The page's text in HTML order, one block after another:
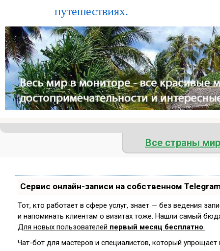
путешествиях.
Все страны
Сервис онлайн-записи на собственном
Тот, кто работает в сфере услуг, знает — без ведения
и напоминать клиентам о визитах тоже. Нашли самый
Для новых пользователей первый месяц бесплатно.
Чат-бот для мастеров и специалистов, который упрощает